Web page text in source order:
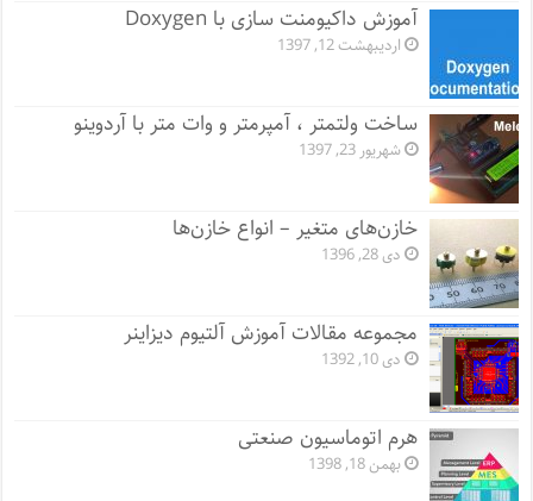
آموزش داکیومنت سازی با Doxygen
اردیبهشت 12, 1397
ساخت ولتمتر ، آمپرمتر و وات متر با آردوینو
شهریور 23, 1397
خازن‌های متغیر – انواع خازن‌ها
دی 28, 1396
مجموعه مقالات آموزش آلتیوم دیزاینر
دی 10, 1392
هرم اتوماسیون صنعتی
بهمن 18, 1398